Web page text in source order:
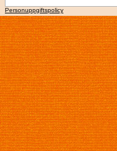
Personuppgiftspolicy